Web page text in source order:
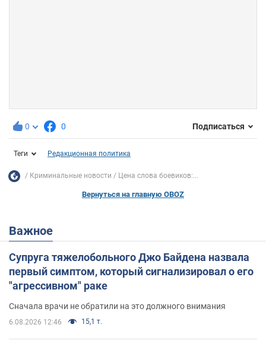
0 0 Подписаться
Теги Редакционная политика
Криминальные новости Цена слова боевиков:...
Вернуться на главную OBOZ
Важное
Супруга тяжелобольного Джо Байдена назвала
первый симптом, который сигнализировал о его
"агрессивном" раке
Сначала врачи не обратили на это должного внимания
6.08.2026 12:46 15,1 т.